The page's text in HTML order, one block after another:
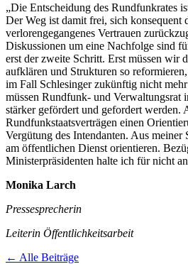
„Die Entscheidung des Rundfunkrates
Der Weg ist damit frei, sich konsequent
verlorengegangenes Vertrauen
Diskussionen um eine Nachfolge sind
erst der zweite Schritt. Erst müssen wir
aufklären und Strukturen so
im Fall Schlesinger zukünftig nicht
müssen Rundfunk- und Verwaltungsrat
stärker gefördert und gefordert werden.
Rundfunkstaatsverträgen einen
Vergütung des Intendanten. Aus meiner
am öffentlichen Dienst orientieren.
Ministerpräsidenten halte ich für nicht
Monika Larch
Pressesprecherin
Leiterin Öffentlichkeitsarbeit
← Alle Beiträge